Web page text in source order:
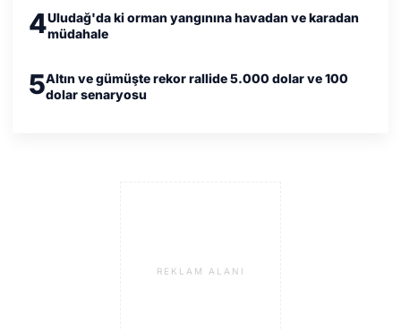
4Uludağ'da ki orman yangınına havadan ve karadan
müdahale
5Altın ve gümüşte rekor rallide 5.000 dolar ve 100
dolar senaryosu
REKLAM ALANI